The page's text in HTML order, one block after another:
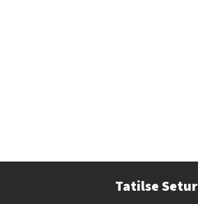
Tatilse Setur